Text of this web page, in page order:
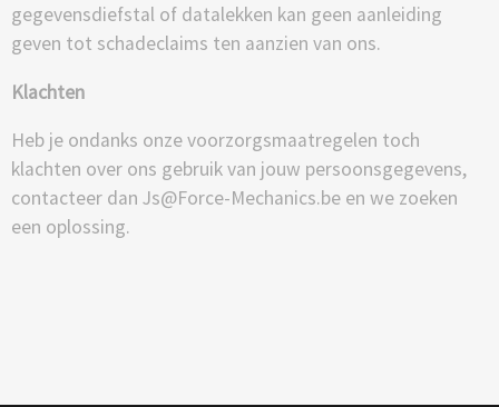
gegevensdiefstal of datalekken kan geen aanleiding
geven tot schadeclaims ten aanzien van ons.
Klachten
Heb je ondanks onze voorzorgsmaatregelen toch
klachten over ons gebruik van jouw persoonsgegevens,
contacteer dan Js@Force-Mechanics.be en we zoeken
een oplossing.